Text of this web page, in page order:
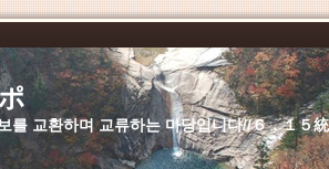
교환하며 교류하는 마당입니다//６．１５